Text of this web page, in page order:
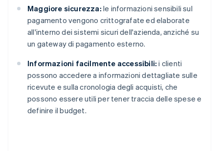
Maggiore sicurezza: le informazioni sensibili sul
pagamento vengono crittografate ed elaborate
all'interno dei sistemi sicuri dell'azienda, anziché su
un gateway di pagamento esterno.
Informazioni facilmente accessibili: i clienti
possono accedere a informazioni dettagliate sulle
ricevute e sulla cronologia degli acquisti, che
possono essere utili per tener traccia delle spese e
definire il budget.